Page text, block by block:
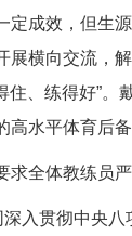
成效，但生
横向交流，
住、练得好”
水平体育后备
全体教练员
入贯彻中央